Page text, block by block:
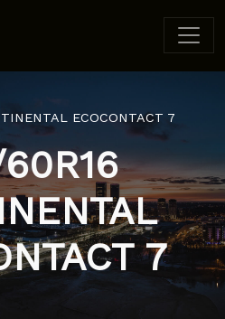
ECOCONTACT 7
7